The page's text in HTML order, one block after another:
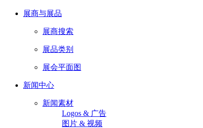
展商与展品
展商搜索
展品类别
展会平面图
新闻中心
新闻素材
Logos & 广告
图片 & 视频